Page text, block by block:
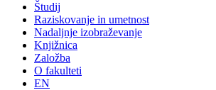
Študij
Raziskovanje in umetnost
Nadaljnje izobraževanje
Knjižnica
Založba
O fakulteti
EN